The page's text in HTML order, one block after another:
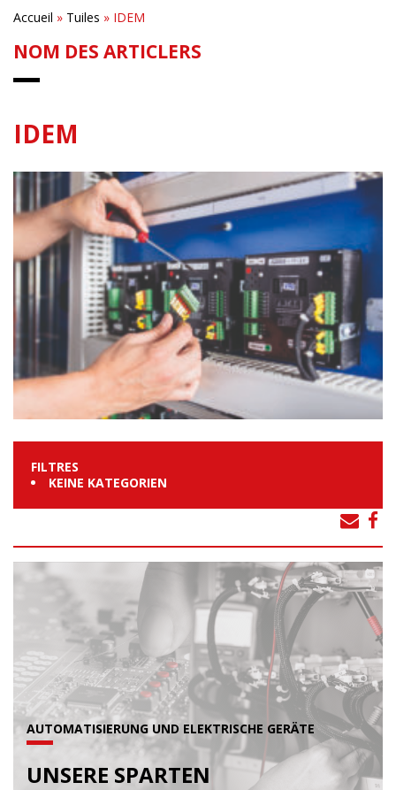
Accueil » Tuiles » IDEM
NOM DES ARTICLERS
IDEM
FILTRES
KEINE KATEGORIEN
AUTOMATISIERUNG UND ELEKTRISCHE GERÄTE
UNSERE SPARTEN